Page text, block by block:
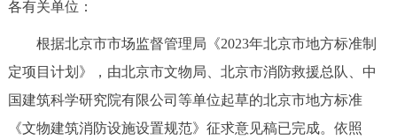
各有关单位：
根据北京市市场监督管理局《2023年北京市地方标准制
定项目计划》，由北京市文物局、北京市消防救援总队、中
国建筑科学研究院有限公司等单位起草的北京市地方标准
《文物建筑消防设施设置规范》征求意见稿已完成。依照